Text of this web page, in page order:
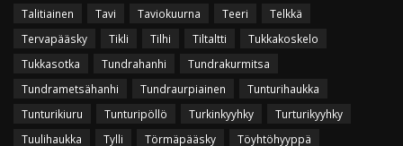
Talitiainen
Tavi Taviokuurna Teeri
Telkkä
Tervapääsky
Tikli Tilhi Tiltaltti
Tukkakoskelo
Tukkasotka
Tundrahanhi
Tundrakurmitsa
Tundrametsähanhi
Tundraurpiainen
Tunturihaukka
Tunturikiuru
Tunturipöllö Turkinkyyhky
Turturikyyhky
Tuulihaukka
Tylli Törmäpääsky
Töyhtöhyyppä